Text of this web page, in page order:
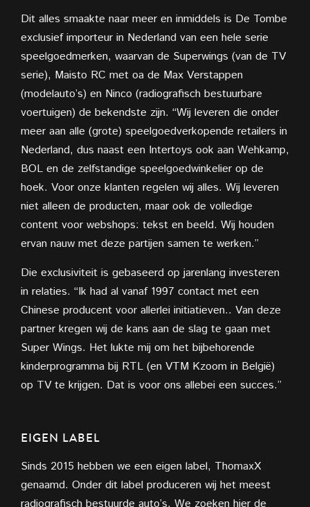
Dit alles smaakte naar meer en inmiddels is De Tombe
exclusief importeur in Nederland van een hele serie
speelgoedmerken, waarvan de Superwings (van de TV
serie), Maisto RC met oa de Max Verstappen
(modelauto’s) en Ninco (radiografisch bestuurbare
voertuigen) de bekendste zijn. “Wij leveren die onder
meer aan alle (grote) speelgoedverkopende retailers in
Nederland, dus naast een Intertoys ook aan Wehkamp,
BOL en de zelfstandige speelgoedwinkelier op de
hoek. Voor onze klanten regelen wij alles. Wij leveren
niet alleen de producten, maar ook de volledige
content voor webshops: tekst en beeld. Wij houden
ervan nauw met deze partijen samen te werken.”
Die exclusiviteit is gebaseerd op jarenlang investeren
in relaties. “Ik had al vanaf 1997 contact met een
Chinese producent voor allerlei initiatieven.. Van deze
partner kregen wij de kans aan de slag te gaan met
Super Wings. Het lukte mij om het bijbehorende
kinderprogramma bij RTL (en VTM Kzoom in België)
op TV te krijgen. Dat is voor ons allebei een succes.”
EIGEN LABEL
Sinds 2015 hebben we een eigen label, ThomaxX
genaamd. Onder dit label produceren wij het meest